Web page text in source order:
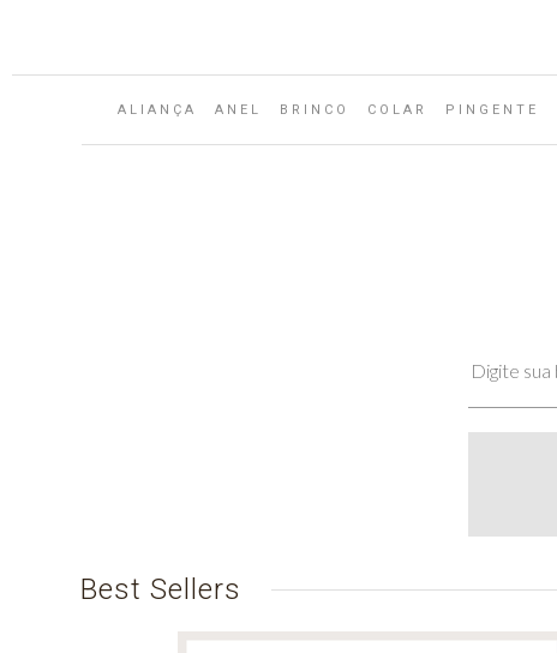
ALIANÇA ANEL BRINCO COLAR PINGENTE
Best Sellers